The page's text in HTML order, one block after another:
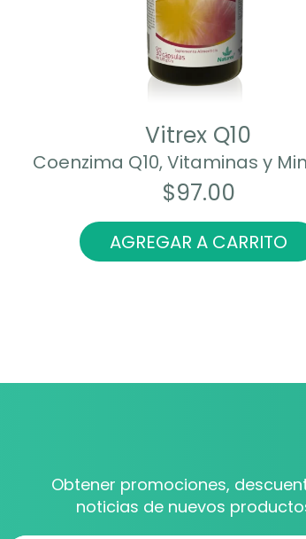
Vitrex Q10
Coenzima Q10, Vitaminas y
$97.00
AGREGAR A CARRITO
Obtener promociones,
noticias de nuevos